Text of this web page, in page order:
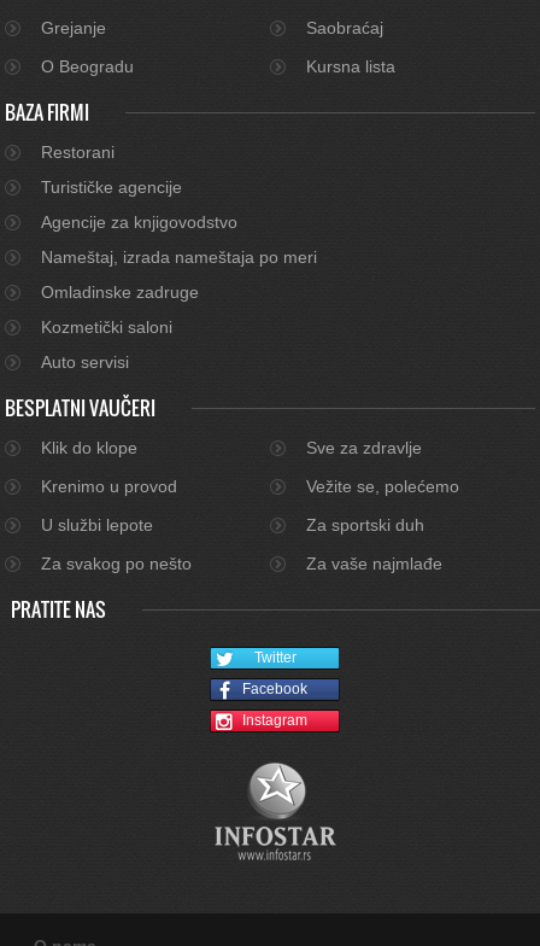
Grejanje
Saobraćaj
O Beogradu
Kursna lista
BAZA FIRMI
Restorani
Turističke agencije
Agencije za knjigovodstvo
Nameštaj, izrada nameštaja po meri
Omladinske zadruge
Kozmetički saloni
Auto servisi
BESPLATNI VAUČERI
Klik do klope
Sve za zdravlje
Krenimo u provod
Vežite se, polećemo
U službi lepote
Za sportski duh
Za svakog po nešto
Za vaše najmlađe
PRATITE NAS
Twitter
Facebook
Instagram